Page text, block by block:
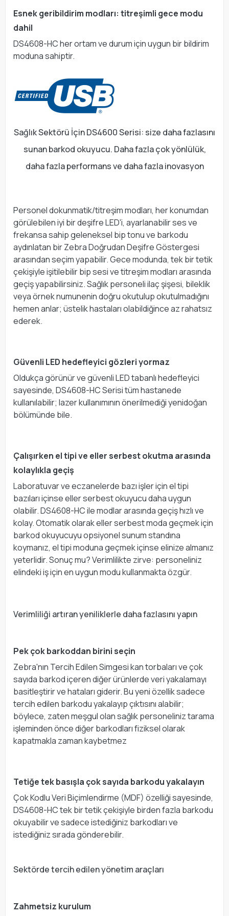
Esnek geribildirim modları: titreşimli gece modu
dahil
DS4608-HC her ortam ve durum için uygun bir bildirim
moduna sahiptir.
Sağlık Sektörü İçin DS4600 Serisi: size daha fazlasını
sunan barkod okuyucu. Daha fazla çok yönlülük,
daha fazla performans ve daha fazla inovasyon
Personel dokunmatik/titreşim modları, her konumdan
görülebilen iyi bir deşifre LED'i, ayarlanabilir ses ve
frekansa sahip geleneksel bip tonu ve barkodu
aydınlatan bir Zebra Doğrudan Deşifre Göstergesi
arasından seçim yapabilir. Gece modunda, tek bir tetik
çekişiyle işitilebilir bip sesi ve titreşim modları arasında
geçiş yapabilirsiniz. Sağlık personeli ilaç şişesi, bileklik
veya örnek numunenin doğru okutulup okutulmadığını
hemen anlar; üstelik hastaları olabildiğince az rahatsız
ederek.
Güvenli LED hedefleyici gözleri yormaz
Oldukça görünür ve güvenli LED tabanlı hedefleyici
sayesinde, DS4608-HC Serisi tüm hastanede
kullanılabilir; lazer kullanımının önerilmediği yenidoğan
bölümünde bile.
Çalışırken el tipi ve eller serbest okutma arasında
kolaylıkla geçiş
Laboratuvar ve eczanelerde bazı işler için el tipi
bazıları içinse eller serbest okuyucu daha uygun
olabilir. DS4608-HC ile modlar arasında geçiş hızlı ve
kolay. Otomatik olarak eller serbest moda geçmek için
barkod okuyucuyu opsiyonel sunum standına
koymanız, el tipi moduna geçmek içinse elinize almanız
yeterlidir. Sonuç mu? Verimlilikte zirve: personeliniz
elindeki iş için en uygun modu kullanmakta özgür.
Verimliliği artıran yeniliklerle daha fazlasını yapın
Pek çok barkoddan birini seçin
Zebra'nın Tercih Edilen Simgesi kan torbaları ve çok
sayıda barkod içeren diğer ürünlerde veri yakalamayı
basitleştirir ve hataları giderir. Bu yeni özellik sadece
tercih edilen barkodu yakalayıp çıktısını alabilir;
böylece, zaten meşgul olan sağlık personeliniz tarama
işleminden önce diğer barkodları fiziksel olarak
kapatmakla zaman kaybetmez
Tetiğe tek basışla çok sayıda barkodu yakalayın
Çok Kodlu Veri Biçimlendirme (MDF) özelliği sayesinde,
DS4608-HC tek bir tetik çekişiyle birden fazla barkodu
okuyabilir ve sadece istediğiniz barkodları ve
istediğiniz sırada gönderebilir.
Sektörde tercih edilen yönetim araçları
Zahmetsiz kurulum